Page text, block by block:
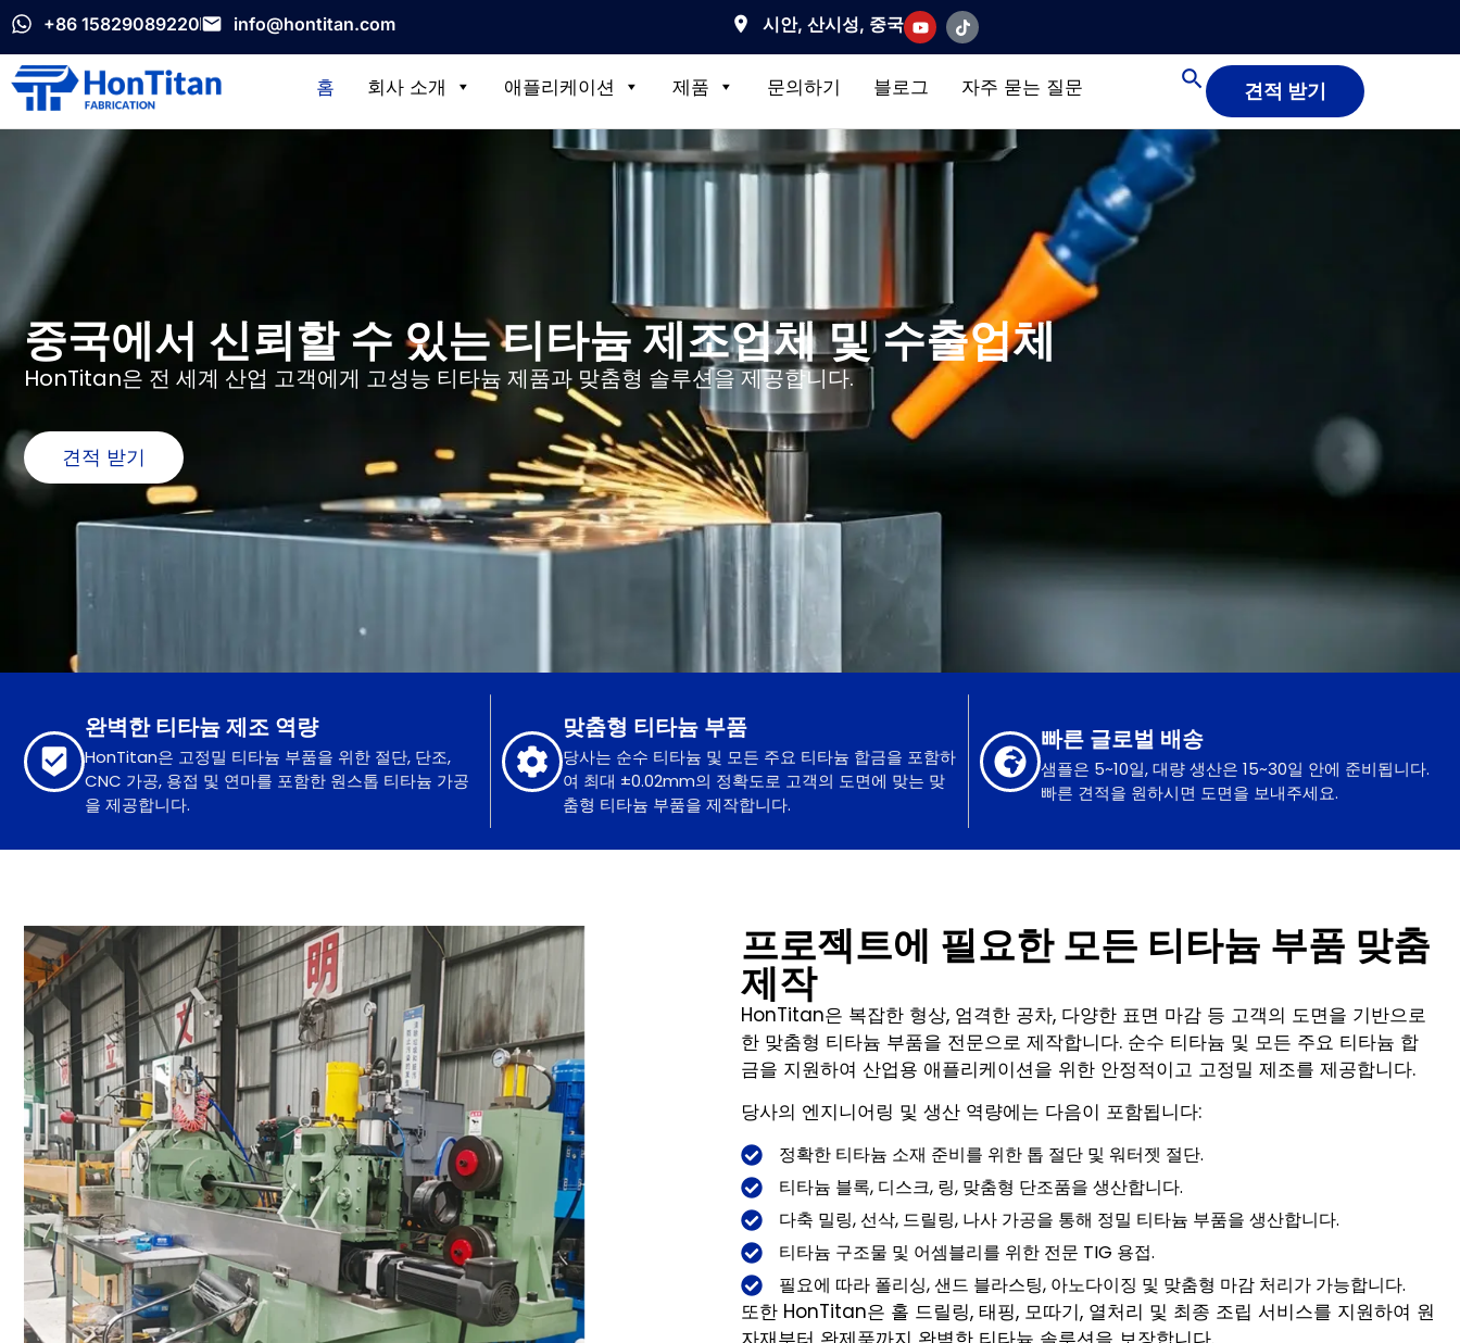
+86 15829089220 info@hontitan.com 시안, 산시성, 중국
홈 회사 소개 애플리케이션 제품 문의하기 블로그 자주 묻는 질문 견적 받기
중국에서 신뢰할 수 있는 티타늄 제조업체 및 수출업체
HonTitan은 전 세계 산업 고객에게 고성능 티타늄 제품과 맞춤형 솔루션을 제공합니다.
견적 받기
완벽한 티타늄 제조 역량
HonTitan은 고정밀 티타늄 부품을 위한 절단, 단조,
CNC 가공, 용접 및 연마를 포함한 원스톱 티타늄 가공
을 제공합니다.
맞춤형 티타늄 부품
당사는 순수 티타늄 및 모든 주요 티타늄 합금을 포함하
여 최대 ±0.02mm의 정확도로 고객의 도면에 맞는 맞
춤형 티타늄 부품을 제작합니다.
빠른 글로벌 배송
샘플은 5~10일, 대량 생산은 15~30일 안에 준비됩니다.
빠른 견적을 원하시면 도면을 보내주세요.
프로젝트에 필요한 모든 티타늄 부품 맞춤
제작
HonTitan은 복잡한 형상, 엄격한 공차, 다양한 표면 마감 등 고객의 도면을 기반으로
한 맞춤형 티타늄 부품을 전문으로 제작합니다. 순수 티타늄 및 모든 주요 티타늄 합
금을 지원하여 산업용 애플리케이션을 위한 안정적이고 고정밀 제조를 제공합니다.
당사의 엔지니어링 및 생산 역량에는 다음이 포함됩니다:
정확한 티타늄 소재 준비를 위한 톱 절단 및 워터젯 절단.
티타늄 블록, 디스크, 링, 맞춤형 단조품을 생산합니다.
다축 밀링, 선삭, 드릴링, 나사 가공을 통해 정밀 티타늄 부품을 생산합니다.
티타늄 구조물 및 어셈블리를 위한 전문 TIG 용접.
필요에 따라 폴리싱, 샌드 블라스팅, 아노다이징 및 맞춤형 마감 처리가 가능합니다.
또한 HonTitan은 홀 드릴링, 태핑, 모따기, 열처리 및 최종 조립 서비스를 지원하여 원